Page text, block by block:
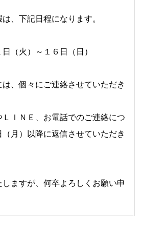
に ビフォーアフター Ｓ様邸
れ日のあるもうひとつのリビング
について
、下記日程になります。
（火）～１６日（日）
は、個々にご連絡させていただき
ＬＩＮＥ、お電話でのご連絡につ
月）以降に返信させていただき
ますが、何卒よろしくお願い申